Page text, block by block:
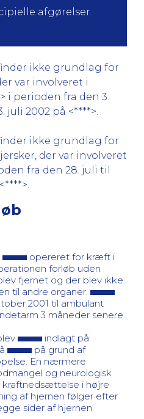
afgørelser
ikke grundlag for
var involveret i
i perioden fra den 3.
juli 2002 på <****>.
ikke grundlag for
der var involveret
fra den 28. juli til
opereret for kræft i
forløb uden
fjernet og der blev ikke
til andre organer.
2001 til ambulant
3 måneder senere.
indlagt på
på grund af
En nærmere
og neurologisk
kraftnedsættelse i højre
af hjernen følger efter
sider af hjernen.